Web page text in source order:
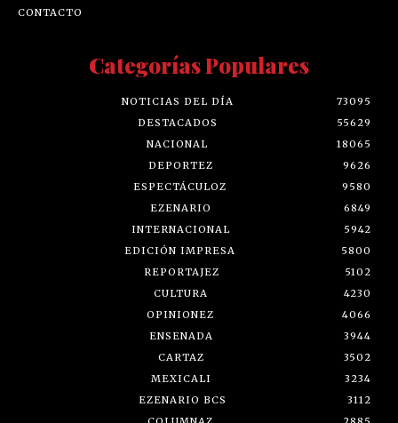
CONTACTO
Categorías Populares
NOTICIAS DEL DÍA
73095
DESTACADOS
55629
NACIONAL
18065
DEPORTEZ
9626
ESPECTÁCULOZ
9580
EZENARIO
6849
INTERNACIONAL
5942
EDICIÓN IMPRESA
5800
REPORTAJEZ
5102
CULTURA
4230
OPINIONEZ
4066
ENSENADA
3944
CARTAZ
3502
MEXICALI
3234
EZENARIO BCS
3112